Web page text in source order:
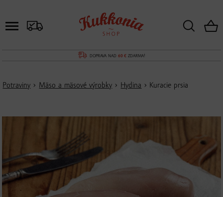
DOPRAVA NAD 60 €ZDARMA!
Potraviny › Mäso a mäsové výrobky › Hydina › Kuracie prsia